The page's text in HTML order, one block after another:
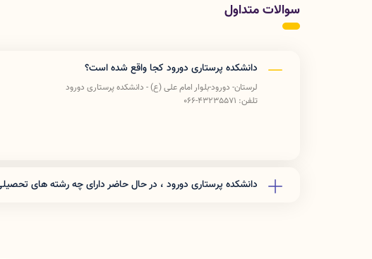
سوالات متداول
دانشکده پرستاری دورود کجا واقع شده است؟
لرستان- دورود-بلوار امام علی (ع) - دانشکده پرستاری دورود
تلفن: 43235571-066
دانشکده پرستاری دورود ، در حال حاضر دارای چه رشته های